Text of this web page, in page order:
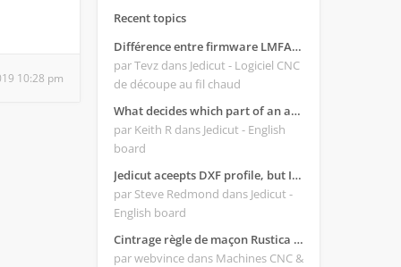
10:28 pm
Recent topics
Différence entre firmware LMFAO_V4_8_0 et du GRBL
par Tevz dans Jedicut - Logiciel CNC
de découpe au fil chaud
What decides which part of an airfoil is the extrado and intrado?
par Keith R dans Jedicut - English
board
Jedicut aceepts DXF profile, but It won't cut (Icons grayed out)
par Steve Redmond dans Jedicut -
English board
Cintrage règle de maçon Rustica 2018C
par webvince dans Machines CNC &